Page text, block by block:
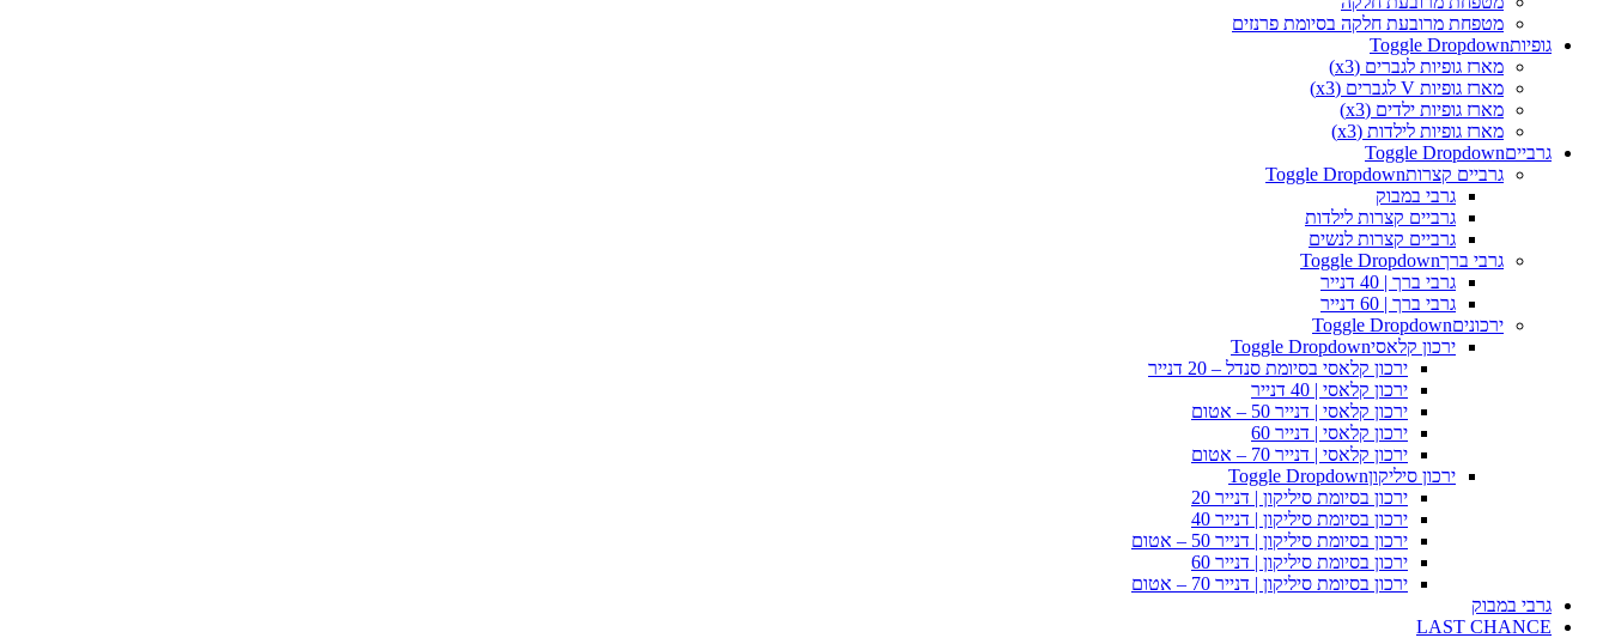
מטפחת מרובעת חלקה בסיומת פרנזים
גופיותToggle Dropdown
מארז גופיות לגברים (x3)
מארז גופיות V לגברים (x3)
מארז גופיות ילדים (x3)
מארז גופיות לילדות (x3)
גרבייםToggle Dropdown
גרביים קצרותToggle Dropdown
גרבי במבוק
גרביים קצרות לילדות
גרביים קצרות לנשים
גרבי ברךToggle Dropdown
גרבי ברך | 40 דנייר
גרבי ברך | 60 דנייר
ירכוניםToggle Dropdown
ירכון קלאסיToggle Dropdown
ירכון קלאסי בסיומת סנדל – 20 דנייר
ירכון קלאסי | 40 דנייר
ירכון קלאסי | דנייר 50 – אטום
ירכון קלאסי | דנייר 60
ירכון קלאסי | דנייר 70 – אטום
ירכון סיליקוןToggle Dropdown
ירכון בסיומת סיליקון | דנייר 20
ירכון בסיומת סיליקון | דנייר 40
ירכון בסיומת סיליקון | דנייר 50 – אטום
ירכון בסיומת סיליקון | דנייר 60
ירכון בסיומת סיליקון | דנייר 70 – אטום
גרבי במבוק
LAST CHANCE